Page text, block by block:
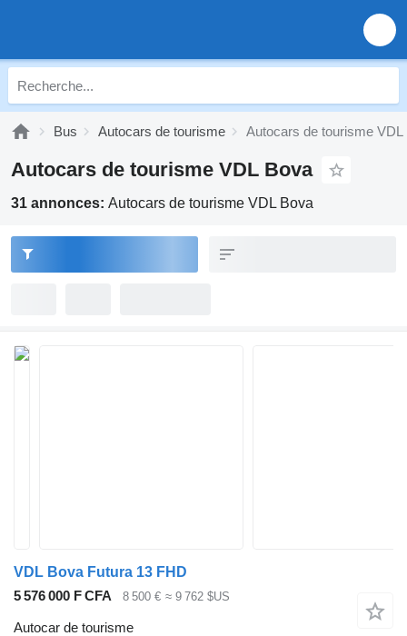
Bus Autocars de tourisme Autocars de tourisme VDL
Autocars de tourisme VDL Bova
31 annonces: Autocars de tourisme VDL Bova
VDL Bova Futura 13 FHD
5 576 000 F CFA
8 500 € ≈ 9 762 $US
Autocar de tourisme